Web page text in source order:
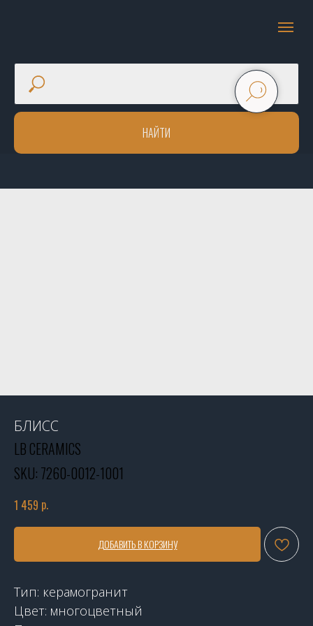
НАЙТИ
БЛИСС
LB CERAMICS
SKU: 7260-0012-1001
1 459 р.
ДОБАВИТЬ В КОРЗИНУ
Тип: керамогранит
Цвет: многоцветный